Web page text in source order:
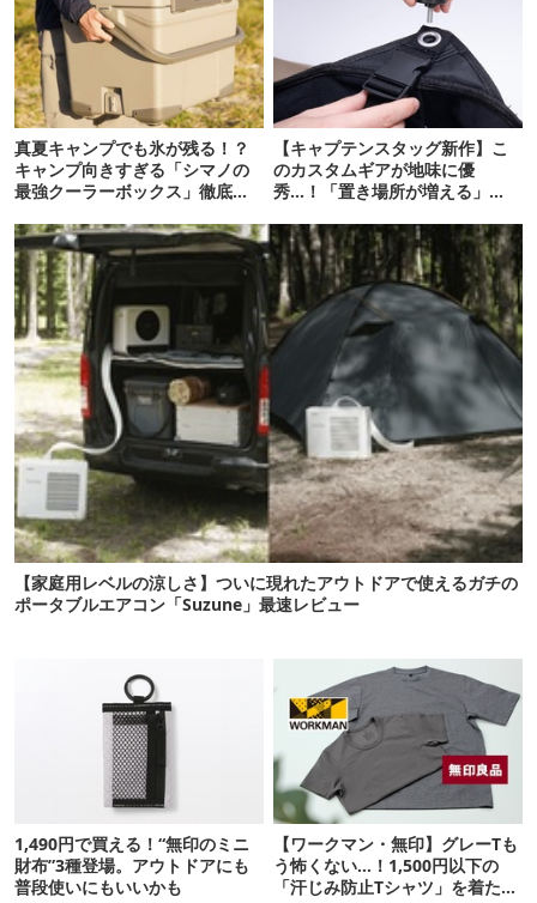
真夏キャンプでも氷が残る！？
キャンプ向きすぎる「シマノの
最強クーラーボックス」徹底解
【キャプテンスタッグ新作】こ
のカスタムギアが地味に優
秀…！「置き場所が増える」
【家庭用レベルの涼しさ】ついに現れたアウトドアで使えるガチの
ポータブルエアコン「Suzune」最速レビュー
1,490円で買える！“無印のミニ
財布”3種登場。アウトドアにも
普段使いにもいいかも
【ワークマン・無印】グレーTも
う怖くない…！1,500円以下の
「汗じみ防止Tシャツ」を着たら